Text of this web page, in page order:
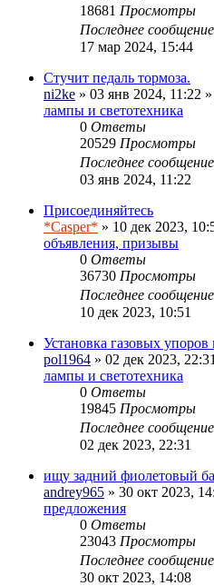
18681 Просмотры
Последнее сообщение
17 мар 2024, 15:44
Стучит педаль тормоза.
ni2ke » 03 янв 2024, 11:22
лампы и светотехника
0 Ответы
20529 Просмотры
Последнее сообщение
03 янв 2024, 11:22
Присоединяйтесь
*Casper* » 10 дек 2023,
объявления, призывы
0 Ответы
36730 Просмотры
Последнее сообщение
10 дек 2023, 10:51
Установка газовых упоров
pol1964 » 02 дек 2023,
лампы и светотехника
0 Ответы
19845 Просмотры
Последнее сообщение
02 дек 2023, 22:31
ищу задний фиолетовый
andrey965 » 30 окт 2023,
предложения
0 Ответы
23043 Просмотры
Последнее сообщение
30 окт 2023, 14:08